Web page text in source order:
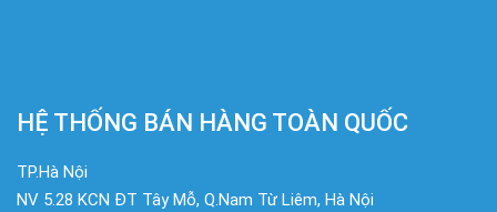
HỆ THỐNG BÁN HÀNG TOÀN QUỐC
TP.Hà Nội
NV 5.28 KCN ĐT Tây Mỗ, Q.Nam Từ Liêm, Hà Nội